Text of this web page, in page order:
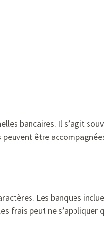
bancaires. Il s’agit
être
Les banques
frais peut ne s’appliquer